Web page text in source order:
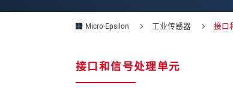
Micro-Epsilon 工业传感器 接口
接口和信号处理单元